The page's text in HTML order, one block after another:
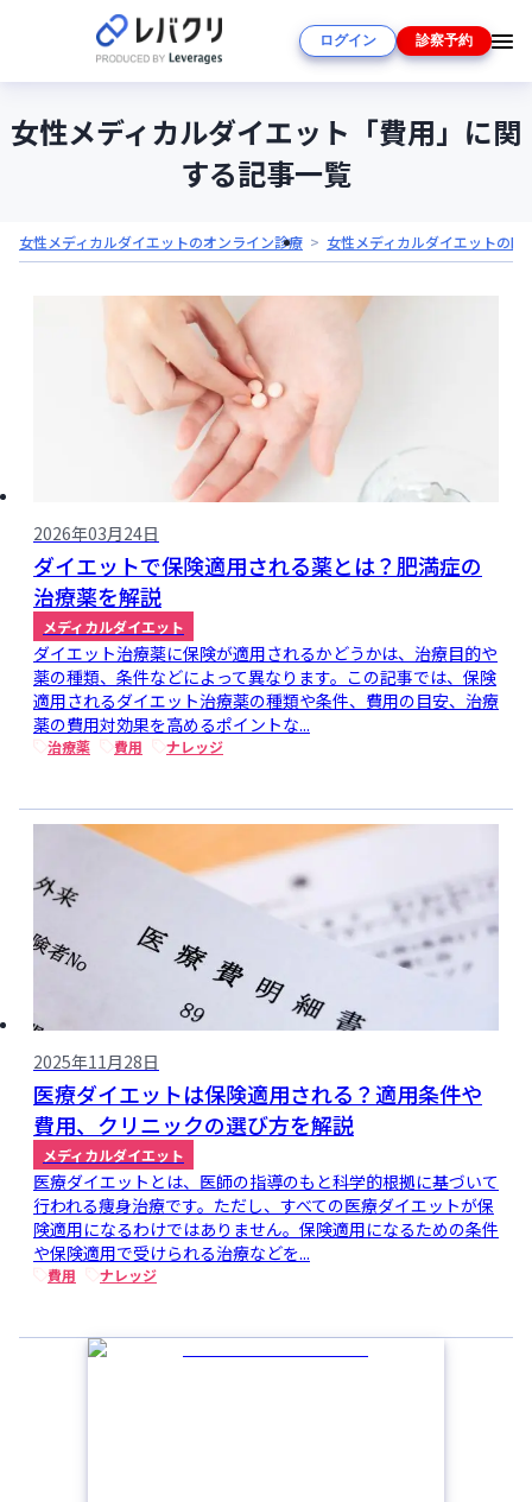
ログイン 診察予約
女性メディカルダイエット「費用」に関
する記事一覧
女性メディカルダイエットのオンライン診療 女性メディカルダイエットの医
2026年03月24日
ダイエットで保険適用される薬とは？肥満症の
治療薬を解説
メディカルダイエット
ダイエット治療薬に保険が適用されるかどうかは、治療目的や
薬の種類、条件などによって異なります。この記事では、保険
適用されるダイエット治療薬の種類や条件、費用の目安、治療
薬の費用対効果を高めるポイントな...
治療薬 費用 ナレッジ
2025年11月28日
医療ダイエットは保険適用される？適用条件や
費用、クリニックの選び方を解説
メディカルダイエット
医療ダイエットとは、医師の指導のもと科学的根拠に基づいて
行われる痩身治療です。ただし、すべての医療ダイエットが保
険適用になるわけではありません。保険適用になるための条件
や保険適用で受けられる治療などを...
費用 ナレッジ